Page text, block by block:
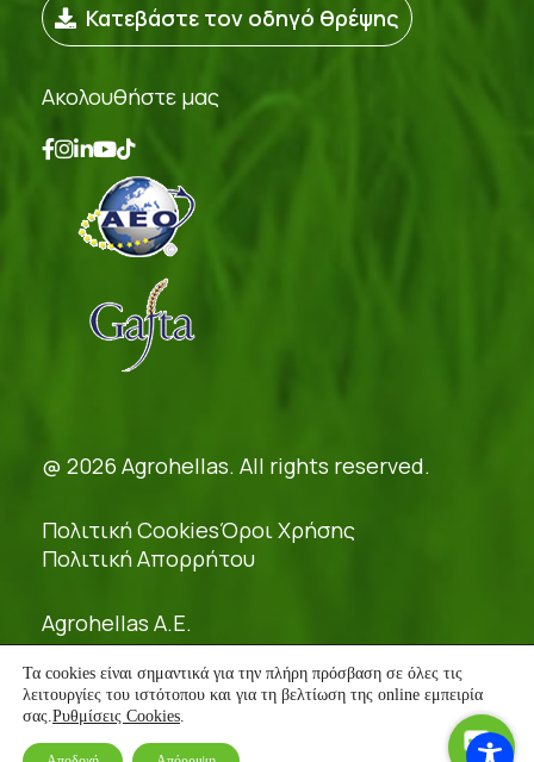
Κατεβάστε τον οδηγό θρέψης
Ακολουθήστε μας
@ 2026 Agrohellas. All rights reserved.
Πολιτική CookiesΌροι Χρήσης
Πολιτική Απορρήτου
Agrohellas A.E.
Γ.Ε.ΜΗ.: 54379421000
Design:Point Blank
Code:Happyonline
Τα cookies είναι σημαντικά για την πλήρη πρόσβαση σε όλες τις
λειτουργίες του ιστότοπου και για τη βελτίωση της online εμπειρία
σας.Ρυθμίσεις Cookies.